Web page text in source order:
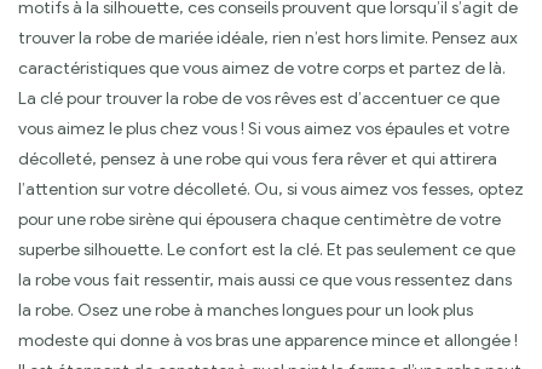
motifs à la silhouette, ces conseils prouvent que lorsqu’il s’agit de
trouver la robe de mariée idéale, rien n’est hors limite. Pensez aux
caractéristiques que vous aimez de votre corps et partez de là.
La clé pour trouver la robe de vos rêves est d’accentuer ce que
vous aimez le plus chez vous ! Si vous aimez vos épaules et votre
décolleté, pensez à une robe qui vous fera rêver et qui attirera
l’attention sur votre décolleté. Ou, si vous aimez vos fesses, optez
pour une robe sirène qui épousera chaque centimètre de votre
superbe silhouette. Le confort est la clé. Et pas seulement ce que
la robe vous fait ressentir, mais aussi ce que vous ressentez dans
la robe. Osez une robe à manches longues pour un look plus
modeste qui donne à vos bras une apparence mince et allongée !